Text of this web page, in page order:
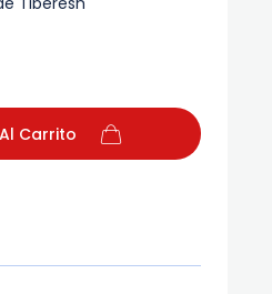
Carrito